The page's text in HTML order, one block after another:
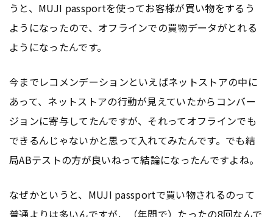
うと、MUJI passportを使ってお客様が買い物をするう
ようになったので、オフラインでの買物データがとれる
ようになったんです。
今までレコメンデーションといえばネットストアの中に
あって、ネットストアの行動が見えていたからコンバー
ジョンに寄与してたんですが、それってオフラインでも
できるんじゃないかと思って入れてみたんです。でも結
局ABテストの方が良いねって結論になったんですよね。
なぜかというと、MUJI passportで買い物されるのって
普通よりは多いんですが、（年間で）たったの8回なんで